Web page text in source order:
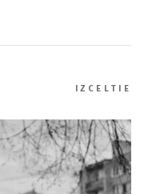
IZCELTIE